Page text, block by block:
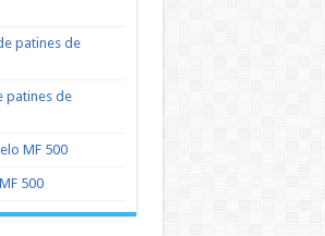
patines de
patines de
MF 500
500